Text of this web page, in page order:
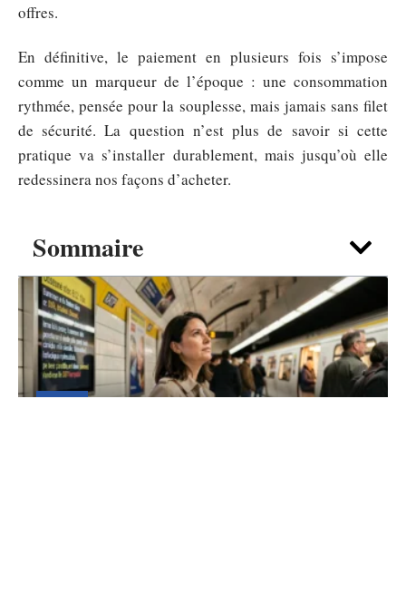
Sommaire
offres.
En définitive, le paiement en plusieurs fois s’impose
comme un marqueur de l’époque : une consommation
rythmée, pensée pour la souplesse, mais jamais sans filet
de sécurité. La question n’est plus de savoir si cette
pratique va s’installer durablement, mais jusqu’où elle
redessinera nos façons d’acheter.